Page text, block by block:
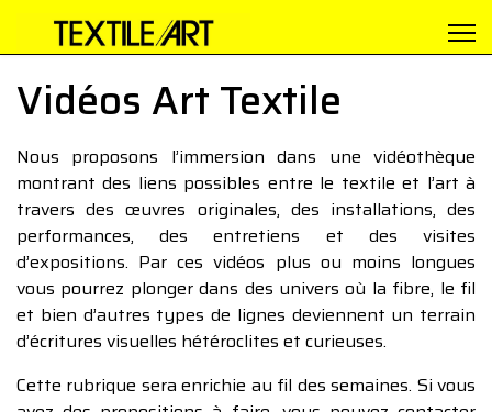
Vidéos Art Textile
Nous proposons l’immersion dans une vidéothèque
montrant des liens possibles entre le textile et l’art à
travers des œuvres originales, des installations, des
performances, des entretiens et des visites
d’expositions. Par ces vidéos plus ou moins longues
vous pourrez plonger dans des univers où la fibre, le fil
et bien d’autres types de lignes deviennent un terrain
d’écritures visuelles hétéroclites et curieuses.
Cette rubrique sera enrichie au fil des semaines. Si vous